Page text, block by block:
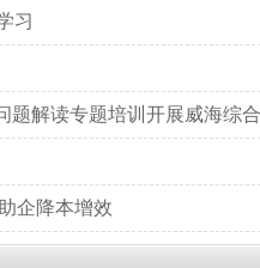
习
解读专题培训开展威海综
企降本增效